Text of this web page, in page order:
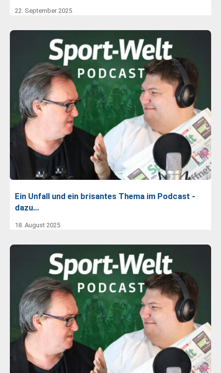
22. September 2025
Ein Unfall und ein brisantes Thema im Podcast -
dazu…
18. August 2025